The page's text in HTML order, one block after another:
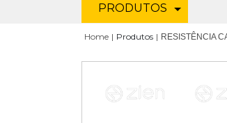
PRODUTOS
Home Produtos RESISTÊNCIA